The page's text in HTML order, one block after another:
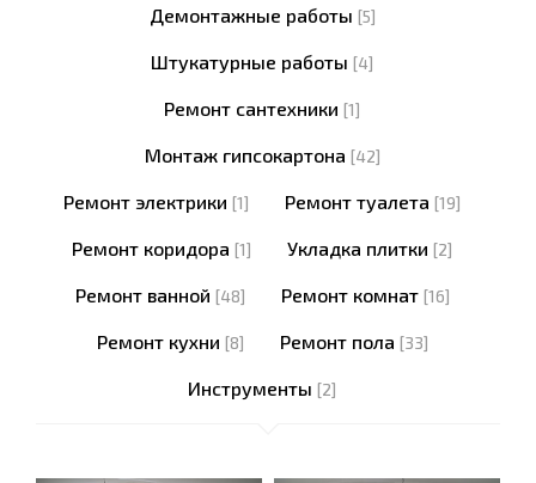
Демонтажные работы [5]
Штукатурные работы [4]
Ремонт сантехники [1]
Монтаж гипсокартона [42]
Ремонт электрики [1] Ремонт туалета [19]
Ремонт коридора [1] Укладка плитки [2]
Ремонт ванной [48] Ремонт комнат [16]
Ремонт кухни [8] Ремонт пола [33]
Инструменты [2]